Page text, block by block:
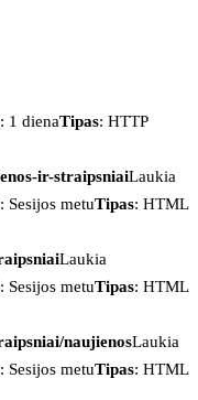
: 1 dienaTipas: HTTP
ir-straipsniaiLaukia
: Sesijos metuTipas: HTML
Laukia
: Sesijos metuTipas: HTML
naujienosLaukia
: Sesijos metuTipas: HTML